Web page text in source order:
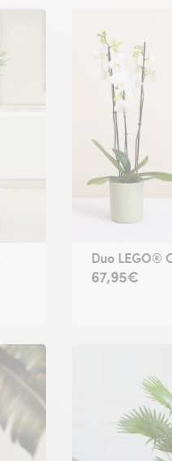
Duo LEGO®
67,95€